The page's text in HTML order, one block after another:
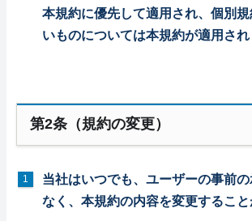
本規約に優先して適用され、個別
いものについては本規約が適用され
第2条（規約の変更）
当社はいつでも、ユーザーの事前
なく、本規約の内容を変更すること